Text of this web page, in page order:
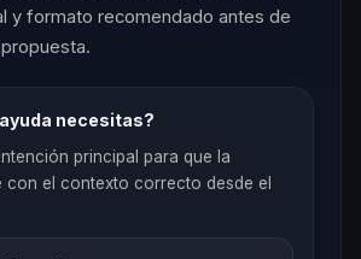
y formato recomendado antes de
necesitas?
principal para que la
con el contexto correcto desde el